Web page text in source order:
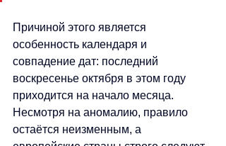
Причиной этого является
особенность календаря и
совпадение дат: последний
воскресенье октября в этом году
приходится на начало месяца.
Несмотря на аномалию, правило
остаётся неизменным, а